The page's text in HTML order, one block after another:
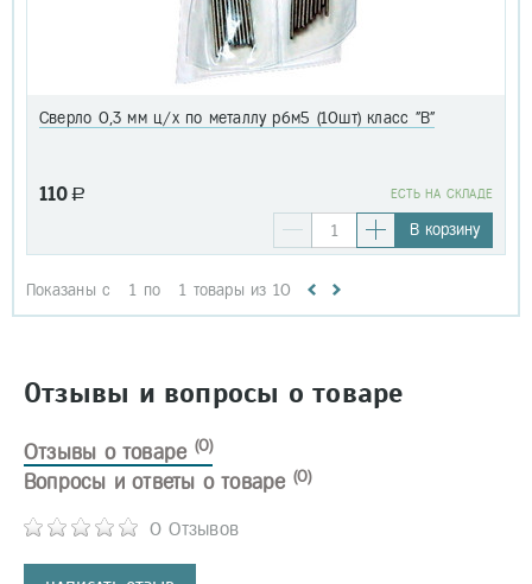
Сверло 0,3 мм ц/х по металлу р6м5 (10шт) класс "В"
110 a EСТЬ НА СКЛАДЕ
В корзину
Показаны с 1 по 1 товары из 10
Отзывы и вопросы о товаре
Отзывы о товаре (0)
0 Отзывов
Вопросы и ответы о товаре (0)